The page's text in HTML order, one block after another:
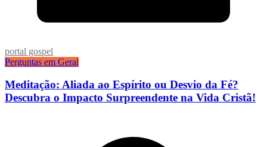
portal gospel
Perguntas em Geral
Meditação: Aliada ao Espírito ou Desvio da Fé?
Descubra o Impacto Surpreendente na Vida Cristã!